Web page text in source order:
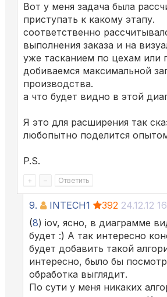
Вот у меня задача была
приступать к какому этапу.
соответственно
выполнения заказа и на
уже тасканием по цехам или
добиваемся максимальной
производства.
а что будет видно в этой
Я это для расширения так
любопытно поделится
P.S.
+ – Ответить
9. INTECH1 392 24.12.12
(8) iov, ясно, в диаграмме
будет :) А так интересно
будет добавить такой
интересно, было бы
обработка выглядит.
По сути у меня никаких